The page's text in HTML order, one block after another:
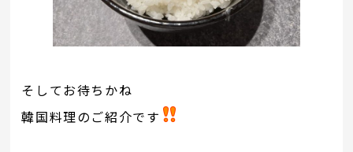
そしてお待ちかね
韓国料理のご紹介です